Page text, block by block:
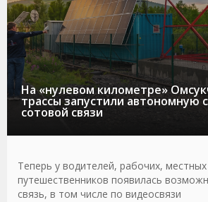
На «нулевом километре»
трассы запустили автономную
сотовой связи
Теперь у водителей, рабочих,
путешественников появилась
связь, в том числе по видеосвязи